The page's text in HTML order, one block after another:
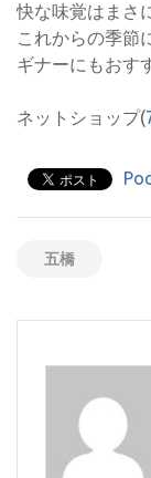
快な味覚はまさ
これからの季節
ギナーにもおす
ネットショップ(
五橋